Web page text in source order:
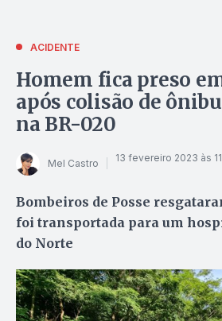
ACIDENTE
Homem fica preso
após colisão de
na BR-020
Mel Castro 13 fevereiro 2023 às
Bombeiros de Posse
foi transportada para um
do Norte